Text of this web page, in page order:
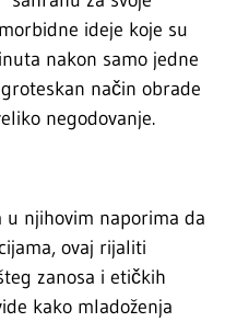
ideje koje su
nakon samo jedne
način obrade
negodovanje.
njihovim naporima da
ovaj rijaliti
zanosa i etičkih
kako mladoženja